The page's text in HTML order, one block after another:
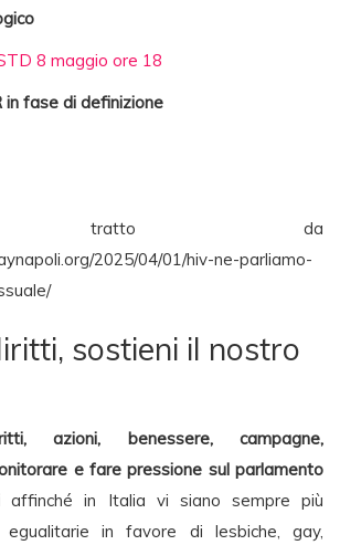
8 maggio ore 18
fase di definizione
tratto da
2025/04/01/hiv-ne-parliamo-
sostieni il nostro
azioni, benessere, campagne,
e fare pressione sul parlamento
affinché in Italia vi siano sempre più
in favore di lesbiche, gay,